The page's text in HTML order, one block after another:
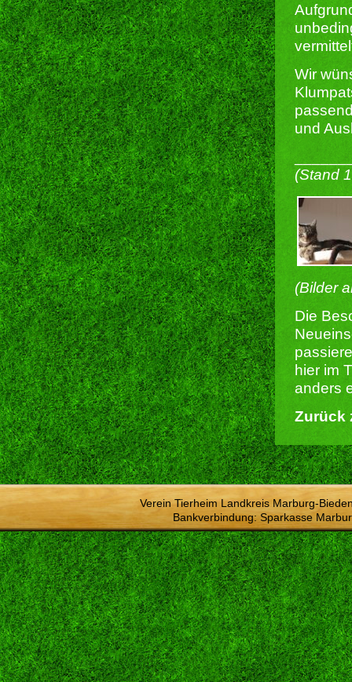
Wir
und
(Stand
(Bilder
Die
hier im
anders
Zurück
Verein Tierheim Landkreis Marburg-
Bankverbindung: Sparkasse